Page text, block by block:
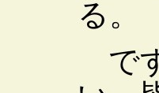
る。
で